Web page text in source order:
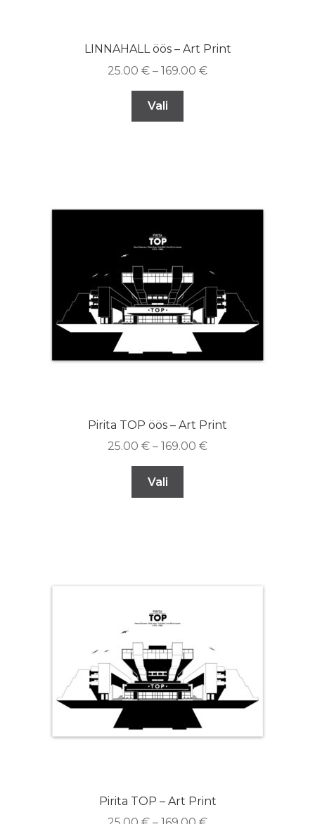
LINNAHALL öös – Art Print
25.00 € – 169.00 €
Vali
Pirita TOP öös – Art Print
25.00 € – 169.00 €
Vali
Pirita TOP – Art Print